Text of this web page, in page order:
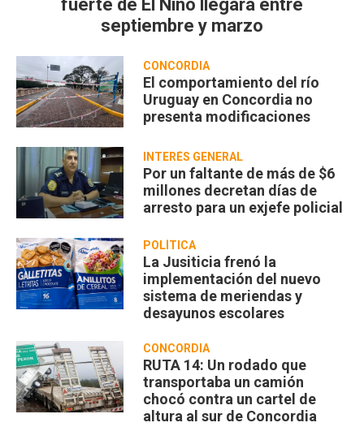
fuerte de El Niño llegará entre
septiembre y marzo
CONCORDIA
El comportamiento del río
Uruguay en Concordia no
presenta modificaciones
INTERÉS GENERAL
Por un faltante de más de $6
millones decretan días de
arresto para un exjefe policial
POLÍTICA
La Jusiticia frenó la
implementación del nuevo
sistema de meriendas y
desayunos escolares
CONCORDIA
RUTA 14: Un rodado que
transportaba un camión
chocó contra un cartel de
altura al sur de Concordia